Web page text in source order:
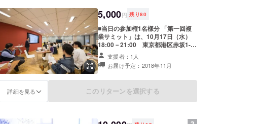
5,000円 残り80
■当日の参加権1名様分 「第一回複
業サミット」は、10月17日（水）
18:00－21:00 東京都港区赤坂1-8-
1 赤坂インターシティAIR 13階 株式
会社オカムラ内Open にて開催いた
します。 ■登壇者の発表資料 登壇者
有益な資料として、是非ご利用いた
だけたらと思います。
支援者：1人
お届け予定：2018年11月
詳細を見る このリターンを選択する